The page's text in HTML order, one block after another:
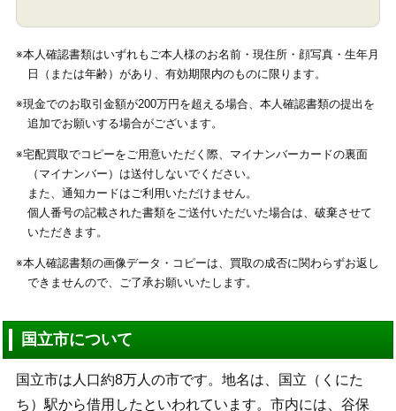
※本人確認書類はいずれもご本人様のお名前・現住所・顔写真・生年月
日（または年齢）があり、有効期限内のものに限ります。
※現金でのお取引金額が200万円を超える場合、本人確認書類の提出を
追加でお願いする場合がございます。
※宅配買取でコピーをご用意いただく際、マイナンバーカードの裏面
（マイナンバー）は送付しないでください。
また、通知カードはご利用いただけません。
個人番号の記載された書類をご送付いただいた場合は、破棄させて
いただきます。
※本人確認書類の画像データ・コピーは、買取の成否に関わらずお返し
できませんので、ご了承お願いいたします。
国立市について
国立市は人口約8万人の市です。地名は、国立（くにた
ち）駅から借用したといわれています。市内には、谷保